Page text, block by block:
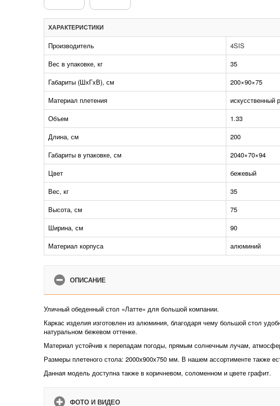
ХАРАКТЕРИСТИКИ
Производитель
4SIS
Вес в упаковке, кг
35
Габариты (ШхГхВ), см
200×90×75
Материал плетения
искусственный
Объем
1.33
Длина, см
200
Габариты в упаковке, см
2040×70×94
Цвет
бежевый
Вес, кг
35
Высота, см
75
Ширина, см
90
Материал корпуса
алюминий
ОПИСАНИЕ
Уличный обеденный стол «Латте» для большой компании.
Каркас изделия изготовлен из алюминия, благодаря чему большой стол
натуральном бежевом оттенке.
Материал устойчив к перепадам погоды, прямым солнечным лучам,
Размеры плетеного стола: 2000х900х750 мм. В нашем ассортименте также
Данная модель доступна также в коричневом, соломенном и цвете графит.
ФОТО И ВИДЕО